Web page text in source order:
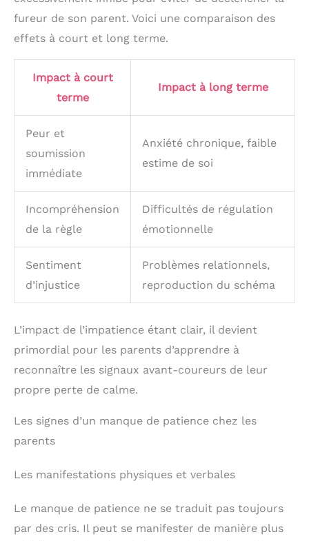
fureur de son parent. Voici une comparaison des
effets à court et long terme.
Impact à court
terme
Impact à long terme
Peur et
soumission
immédiate
Anxiété chronique, faible
estime de soi
Incompréhension
de la règle
Difficultés de régulation
émotionnelle
Sentiment
d’injustice
Problèmes relationnels,
reproduction du schéma
L’impact de l’impatience étant clair, il devient
primordial pour les parents d’apprendre à
reconnaître les signaux avant-coureurs de leur
propre perte de calme.
Les signes d’un manque de patience chez les
parents
Les manifestations physiques et verbales
Le manque de patience ne se traduit pas toujours
par des cris. Il peut se manifester de manière plus